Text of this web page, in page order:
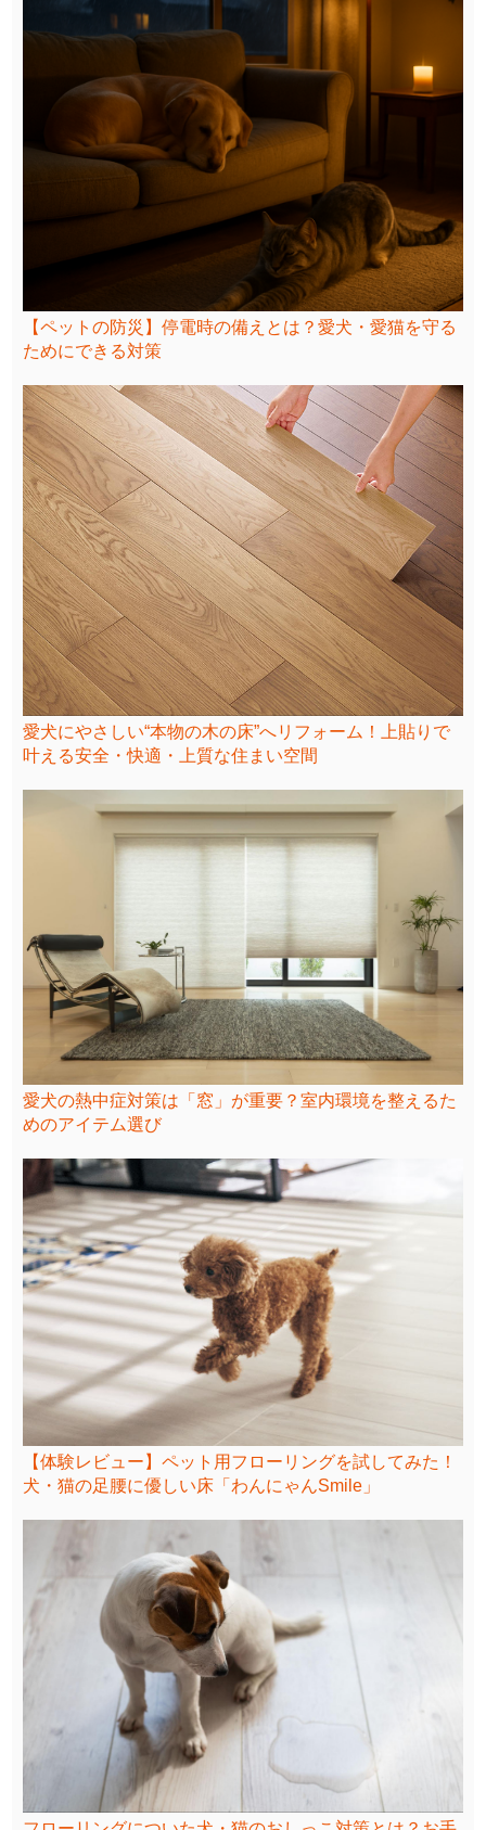
【ペットの防災】停電時の備えとは？愛犬・愛猫を守る
ためにできる対策
愛犬にやさしい“本物の木の床”へリフォーム！上貼りで
叶える安全・快適・上質な住まい空間
愛犬の熱中症対策は「窓」が重要？室内環境を整えるた
めのアイテム選び
【体験レビュー】ペット用フローリングを試してみた！
犬・猫の足腰に優しい床「わんにゃんSmile」